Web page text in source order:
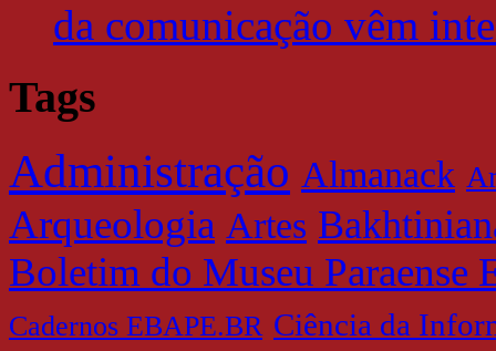
da comunicação vêm
Tags
Administração Almanack
Arqueologia Artes
Boletim do Museu Paraense
Cadernos EBAPE.BR Ciência da